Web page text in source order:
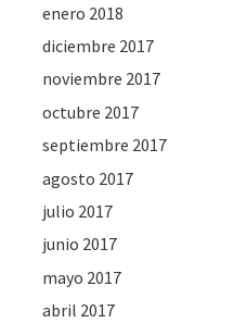
enero 2018
diciembre 2017
noviembre 2017
octubre 2017
septiembre 2017
agosto 2017
julio 2017
junio 2017
mayo 2017
abril 2017